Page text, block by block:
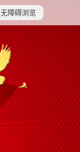
无障碍浏览